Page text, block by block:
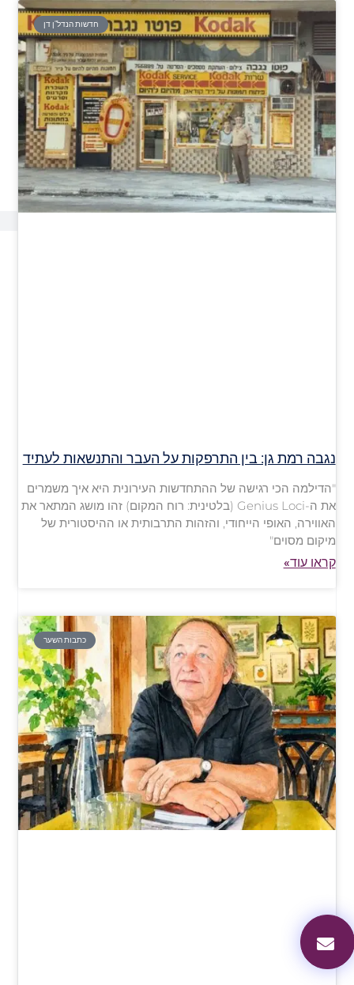
חדשות הנדל"ן דן
נגבה רמת גן: בין התרפקות על העבר והתנשאות לעתיד
"הדילמה הכי רגישה של ההתחדשות העירונית היא איך משמרים
את ה-Genius Loci (בלטינית: רוח המקום) זהו מושג המתאר את
האווירה, האופי הייחודי, והזהות התרבותית או ההיסטורית של
מיקום מסוים"
קראו עוד»
כתבות השער